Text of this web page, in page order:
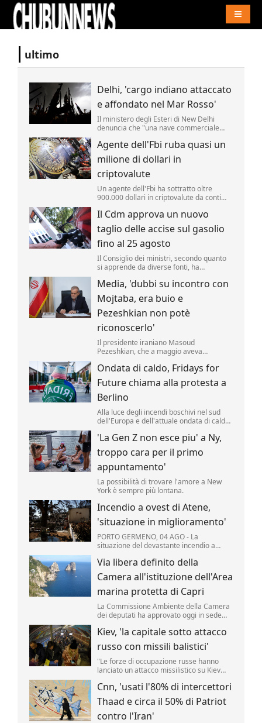
ultimo
Delhi, 'cargo indiano attaccato
e affondato nel Mar Rosso'
Il ministero degli Esteri di New Delhi
denuncia che "una nave commerciale
Noore Oliya" ha subito "un attacco" ed "è
affondata nel Mar Rosso al largo delle
coste dello Yemen".
Agente dell'Fbi ruba quasi un
milione di dollari in
criptovalute
Un agente dell'Fbi ha sottratto oltre
900.000 dollari in criptovalute da conti
un'indagine. Lo riporta la Cnn.
Il Cdm approva un nuovo
taglio delle accise sul gasolio
fino al 25 agosto
Il Consiglio dei ministri, secondo quanto
si apprende da diverse fonti, ha
gasolio fino al 25 agosto. Il valore della
riduzione resta di 17 centesimi al litro
(compresa l'Iva) .
Media, 'dubbi su incontro con
Mojtaba, era buio e
Pezeshkian non potè
riconoscerlo'
Il presidente iraniano Masoud
Pezeshkian, che a maggio aveva
nuova Guida Suprema Mojtaba
Khamenei, avrebbe avuto solo un
incontro di pochi minuti, al buio, senza
poterlo riconoscere.
Ondata di caldo, Fridays for
Future chiama alla protesta a
Berlino
Alla luce degli incendi boschivi nel sud
dell'Europa e dell'attuale ondata di caldo,
"Fridays for Future" ha indetto per giovedì
pomeriggio una manifestazione davanti
alla Cancelleria federale tedesca a
Berlino.
'La Gen Z non esce piu' a Ny,
troppo cara per il primo
appuntamento'
La possibilità di trovare l'amore a New
York è sempre più lontana.
Incendio a ovest di Atene,
'situazione in miglioramento'
PORTO GERMENO, 04 AGO - La
situazione del devastante incendio a
migliorata", secondo i vigili del fuoco
mobilitati per il quinto giorno consecutivo
per domare le fiamme che hanno colpito
migliaia di ettari di pinete, macchia ...
Via libera definito della
Camera all'istituzione dell'Area
marina protetta di Capri
La Commissione Ambiente della Camera
dei deputati ha approvato oggi in sede
l'istituzione di un Area marina protetta
attorno all'isola di Capri.
Kiev, 'la capitale sotto attacco
russo con missili balistici'
"Le forze di occupazione russe hanno
lanciato un attacco missilistico su Kiev
esplosioni sono state udite in città". Lo ha
reso noto l'amministrazione militare della
capitale ucraina (Kmva), citato
dall'Ukrainska Pravda.
Cnn, 'usati l'80% di intercettori
Thaad e circa il 50% di Patriot
contro l'Iran'